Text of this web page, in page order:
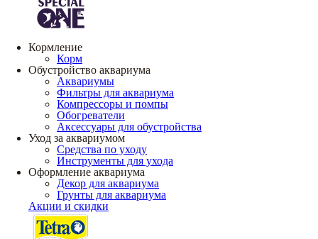
Кормление
Корм
Обустройство аквариума
Аквариумы
Фильтры для аквариума
Компрессоры и помпы
Обогреватели
Аксессуары для обустройства
Уход за аквариумом
Средства по уходу
Инструменты для ухода
Оформление аквариума
Декор для аквариума
Грунты для аквариума
Акции и скидки